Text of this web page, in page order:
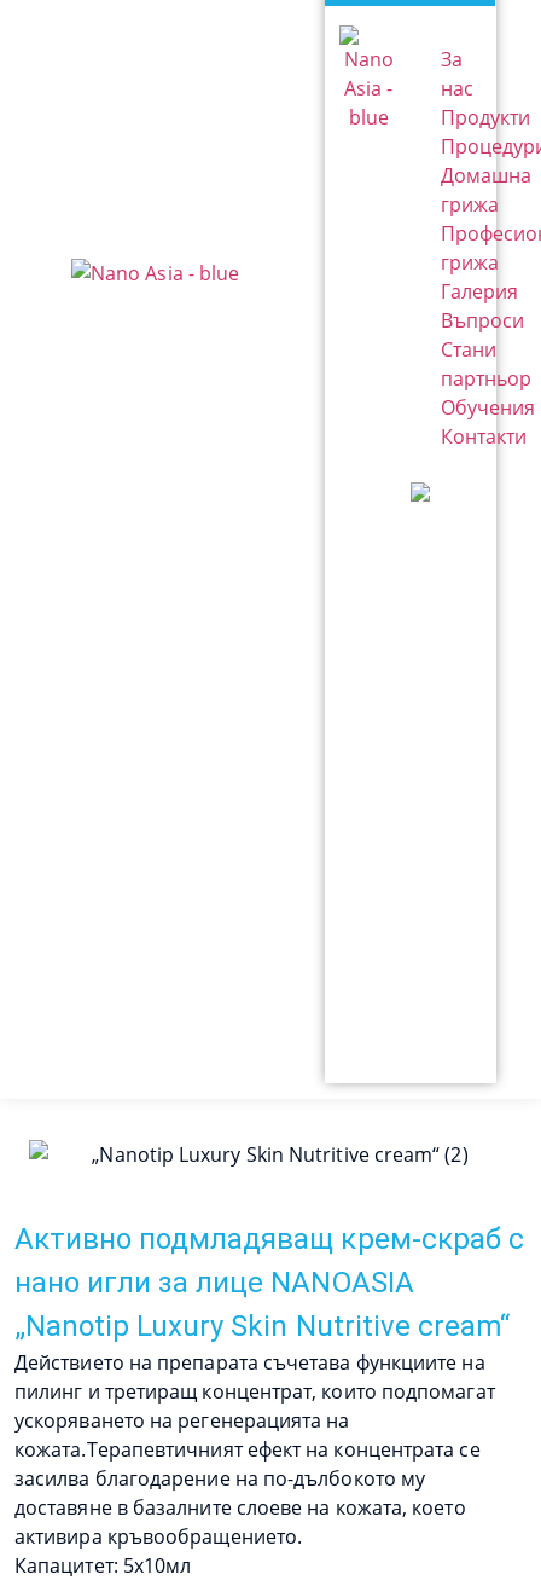
За
нас
Продукти
Домашна
грижа
грижа
Галерия
Въпроси
Стани
партньор
Обучения
Контакти
Активно подмладяващ крем-скраб с
нано игли за лице NANOASIA
„Nanotip Luxury Skin Nutritive cream“
Действието на препарата съчетава функциите на
пилинг и третиращ концентрат, които подпомагат
ускоряването на регенерацията на
кожата.Терапевтичният ефект на концентрата се
засилва благодарение на по-дълбокото му
доставяне в базалните слоеве на кожата, което
активира кръвообращението.
Капацитет: 5х10мл